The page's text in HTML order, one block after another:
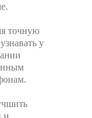
точную
у
и